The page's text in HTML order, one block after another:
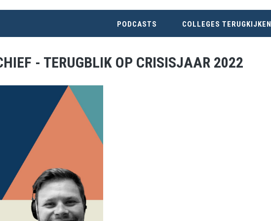
PODCASTS COLLEGES TERUGKIJKEN
- TERUGBLIK OP CRISISJAAR 2022